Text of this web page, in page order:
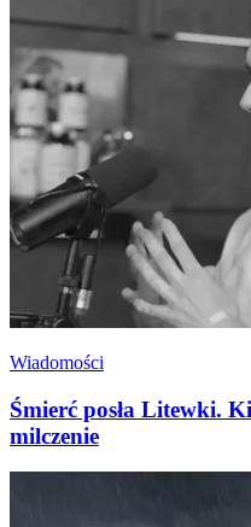
Wiadomości
Śmierć posła Litewki.
milczenie